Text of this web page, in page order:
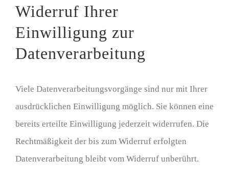
Widerruf Ihrer
Einwilligung zur
Datenverarbeitung
Viele Datenverarbeitungsvorgänge sind nur mit Ihrer
ausdrücklichen Einwilligung möglich. Sie können eine
bereits erteilte Einwilligung jederzeit widerrufen. Die
Rechtmäßigkeit der bis zum Widerruf erfolgten
Datenverarbeitung bleibt vom Widerruf unberührt.